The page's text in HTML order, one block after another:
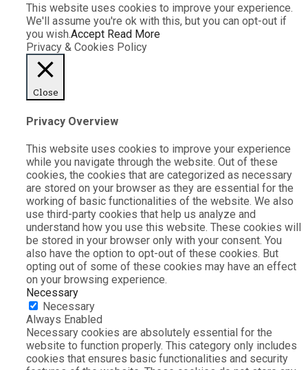
This website uses cookies to improve your experience.
We'll assume you're ok with this, but you can opt-out if
you wish.Accept Read More
Privacy & Cookies Policy
Close
Privacy Overview
This website uses cookies to improve your experience
while you navigate through the website. Out of these
cookies, the cookies that are categorized as necessary
are stored on your browser as they are essential for the
working of basic functionalities of the website. We also
use third-party cookies that help us analyze and
understand how you use this website. These cookies will
be stored in your browser only with your consent. You
also have the option to opt-out of these cookies. But
opting out of some of these cookies may have an effect
on your browsing experience.
Necessary
Necessary
Always Enabled
Necessary cookies are absolutely essential for the
website to function properly. This category only includes
cookies that ensures basic functionalities and security